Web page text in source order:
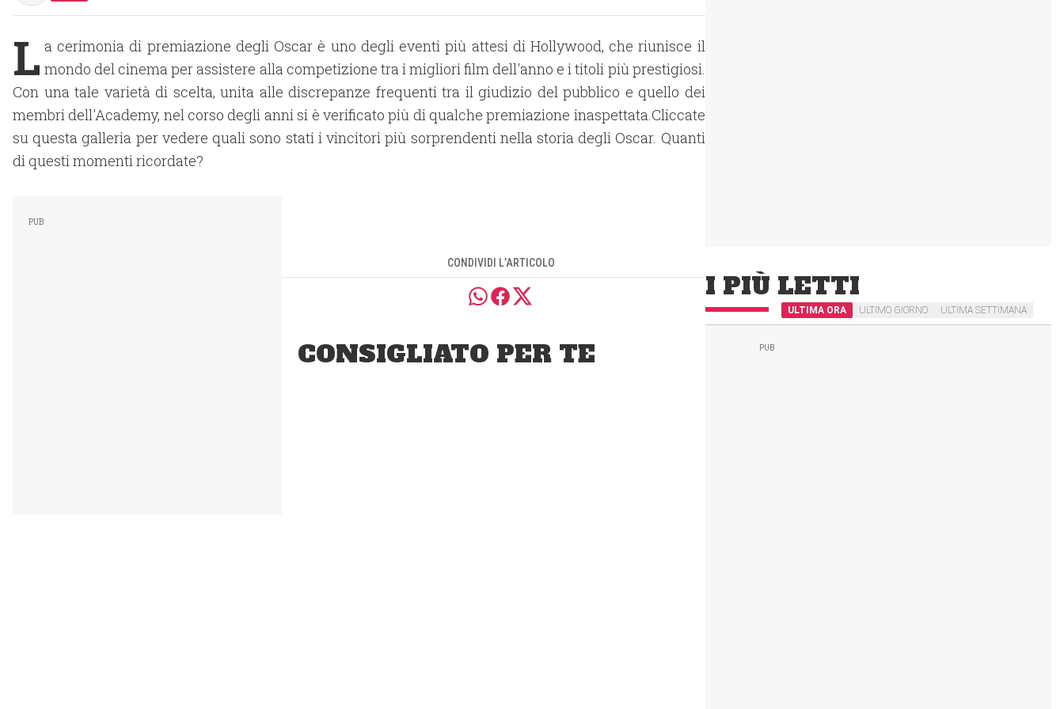
L a cerimonia di premiazione degli Oscar è uno degli eventi più attesi di Hollywood, che riunisce il
mondo del cinema per assistere alla competizione tra i migliori film dell'anno e i titoli più prestigiosi.
Con una tale varietà di scelta, unita alle discrepanze frequenti tra il giudizio del pubblico e quello dei
membri dell'Academy, nel corso degli anni si è verificato più di qualche premiazione inaspettata.Cliccate
su questa galleria per vedere quali sono stati i vincitori più sorprendenti nella storia degli Oscar. Quanti
di questi momenti ricordate?
CONDIVIDI L’ARTICOLO
CONSIGLIATO PER TE
I PIÙ LETTI
ULTIMA ORA ULTIMO GIORNO ULTIMA SETTIMANA